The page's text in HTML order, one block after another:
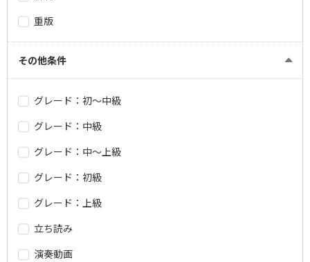
重版
その他条件
グレード：初～中級
グレード：中級
グレード：中～上級
グレード：初級
グレード：上級
立ち読み
演奏動画